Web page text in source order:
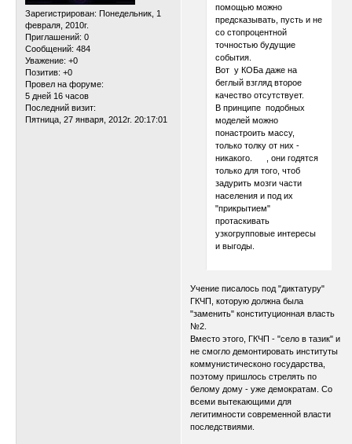
Зарегистрирован: Понедельник, 1
февраля, 2010г.
Приглашений: 0
Сообщений: 484
Уважение: +0
Позитив: +0
Провел на форуме:
5 дней 16 часов
Последний визит:
Пятница, 27 января, 2012г. 20:17:01
помощью можно
предсказывать, пусть и не
со стопроцентной
точностью будущие
события.
Вот у КОБа даже на
беглый взгляд второе
качество отсутствует.
В принципе подобных
моделей можно
понастроить массу,
только толку от них -
никакого. , они годятся
только для того, чтоб
задурить мозги части
населения и под их
"прикрытием"
протаскивать
узкогрупповые интересы
и выгоды.
Учение писалось под "диктатуру"
ГКЧП, которую должна была
"заменить" конституционная власть
№2.
Вместо этого, ГКЧП - "село в тазик" и
не смогло демонтировать институты
коммунистическоно государства,
поэтому пришлось стрелять по
белому дому - уже демократам. Со
всеми вытекающими для
легитимности современной власти
последствиями.